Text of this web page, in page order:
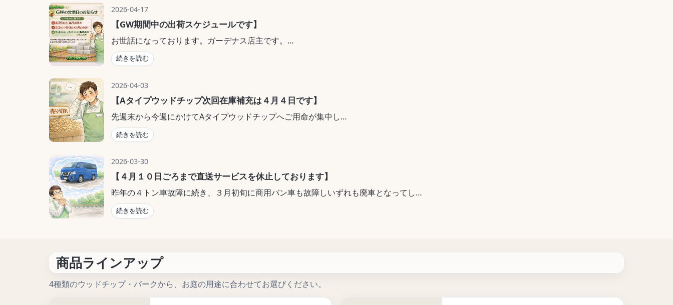
目が入るように調整中です。
５月１8日（月）夕方にもご来店のお客様用予備としてご用意していた
岡山のごく少数の在庫を移送入庫しますが、果たして何時間分でしょう・・・
このため５月５日より順次商品価格の改定を実施させていただくことにいたしました。
引き続き安定して商品をご提供できるよう努めてまいりますので、何卒ご理解を賜りま
すようお願い申し上げます。
ガーデナス 店主
2026-04-17
【GW期間中の出荷スケジュールです】
お世話になっております。ガーデナス店主です。
今年のGWもちょっと変則ですが、後半は
全日出荷いたします。
その他日程は暦通りです。
国際情勢もあってプチプチが不足がちです
商品ではなく資材で出荷が止まるかも
・・しれません
続きを読む
2026-04-03
【Aタイプウッドチップ次回在庫補充は４月４日です】
先週末から今週にかけてAタイプウッドチップへご用命が集中し
在庫が一時的に切れてしまいました。
お待ちいただいておりますお客様にはご不便をおかけし大変申し訳ございません。
次回出荷倉庫への搬入はチャータートラックにて４月４日実施を予定（320袋・160セッ
ト分）しております。
手配中の自社車両も来週には参りますので、こういったことも
GW中にかけてまた起きるかもしれませんが・・・m(__)m
新車が来たらまた頑張ります(;^_^A
続きを読む
2026-03-30
【４月１０日ごろまで直送サービスを休止しております】
昨年の４トン車故障に続き、３月初旬に商用バン車も故障しいずれも廃車となってしま
いました。
このため新しい日産キャラバンが納品される予定の４月１０日ごろまで弊店から直接お
「ガーデナス神戸あさご店（Yahooショッピング）」
「ガーデナス直送サービス（自社直販サイト）」
続きを読む
商品ラインアップ
4種類のウッドチップ・バークから、お庭の用途に合わせてお選びください。